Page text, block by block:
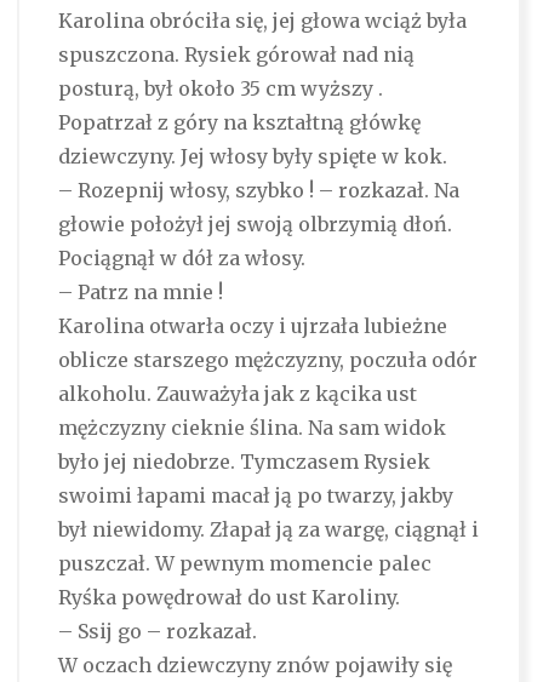
Karolina obróciła się, jej głowa wciąż była
spuszczona. Rysiek górował nad nią
posturą, był około 35 cm wyższy .
Popatrzał z góry na kształtną główkę
dziewczyny. Jej włosy były spięte w kok.
– Rozepnij włosy, szybko ! – rozkazał. Na
głowie położył jej swoją olbrzymią dłoń.
Pociągnął w dół za włosy.
– Patrz na mnie !
Karolina otwarła oczy i ujrzała lubieżne
oblicze starszego mężczyzny, poczuła odór
alkoholu. Zauważyła jak z kącika ust
mężczyzny cieknie ślina. Na sam widok
było jej niedobrze. Tymczasem Rysiek
swoimi łapami macał ją po twarzy, jakby
był niewidomy. Złapał ją za wargę, ciągnął i
puszczał. W pewnym momencie palec
Ryśka powędrował do ust Karoliny.
– Ssij go – rozkazał.
W oczach dziewczyny znów pojawiły się